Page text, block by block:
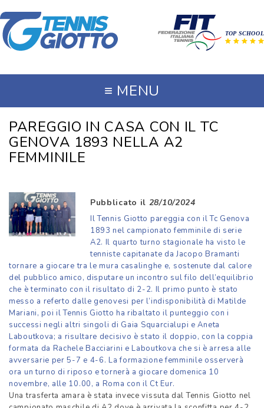
≡ MENU
PAREGGIO IN CASA CON IL TC
GENOVA 1893 NELLA A2
FEMMINILE
Pubblicato il 28/10/2024
Il Tennis Giotto pareggia con il Tc Genova
1893 nel campionato femminile di serie
A2. Il quarto turno stagionale ha visto le
tenniste capitanate da Jacopo Bramanti
tornare a giocare tra le mura casalinghe e, sostenute dal calore
del pubblico amico, disputare un incontro sul filo dell’equilibrio
che è terminato con il risultato di 2-2. Il primo punto è stato
messo a referto dalle genovesi per l’indisponibilità di Matilde
Mariani, poi il Tennis Giotto ha ribaltato il punteggio con i
successi negli altri singoli di Gaia Squarcialupi e Aneta
Laboutkova; a risultare decisivo è stato il doppio, con la coppia
formata da Rachele Bacciarini e Laboutkova che si è arresa alle
avversarie per 5-7 e 4-6. La formazione femminile osserverà
ora un turno di riposo e tornerà a giocare domenica 10
novembre, alle 10.00, a Roma con il Ct Eur.
Una trasferta amara è stata invece vissuta dal Tennis Giotto nel